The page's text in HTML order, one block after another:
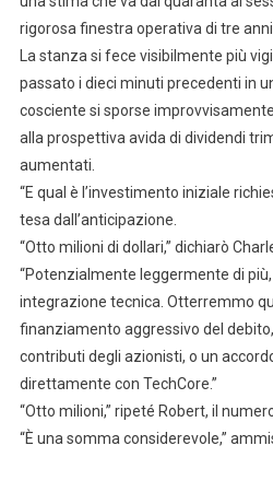
rigorosa finestra operativa di tre
La stanza si fece visibilmente più
passato i dieci minuti precedenti in
cosciente si sporse
alla prospettiva avida di dividendi
aumentati.
“E qual è l’investimento iniziale
tesa dall’anticipazione.
“Otto milioni di dollari,” dichiarò
“Potenzialmente leggermente di
integrazione tecnica. Otterremmo
finanziamento aggressivo del
contributi degli azionisti, o un
direttamente con TechCore.”
“Otto milioni,” ripeté Robert, il
“È una somma considerevole,”